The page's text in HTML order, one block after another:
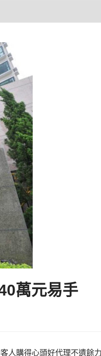
萬元易手
人購得心頭好代理不遺餘